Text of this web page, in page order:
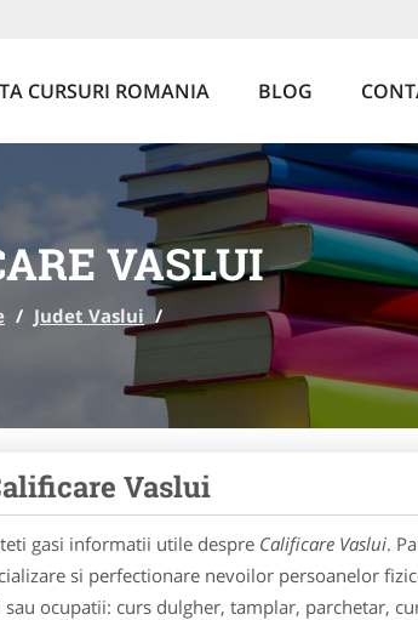
CURSURI ROMANIA BLOG
VASLUI
/ Judet Vaslui /
Vaslui
gasi informatii utile despre Calificare Vaslui.
si perfectionare nevoilor persoanelor
ocupatii: curs dulgher, tamplar, parchetar,